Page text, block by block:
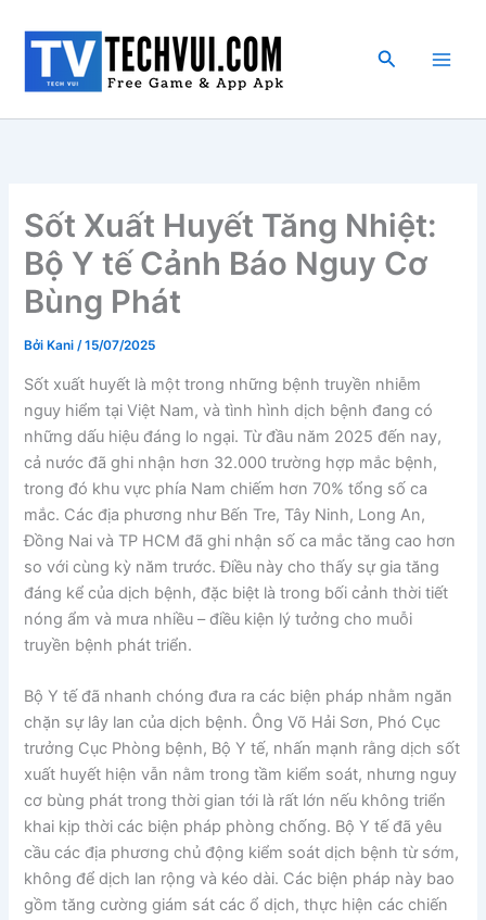
dung
Tìm
Sốt Xuất Huyết Tăng Nhiệt:
Bộ Y tế Cảnh Báo Nguy Cơ
Bùng Phát
Bởi Kani/15/07/2025
Sốt xuất huyết là một trong những bệnh truyền nhiễm
nguy hiểm tại Việt Nam, và tình hình dịch bệnh đang có
những dấu hiệu đáng lo ngại. Từ đầu năm 2025 đến nay,
cả nước đã ghi nhận hơn 32.000 trường hợp mắc bệnh,
trong đó khu vực phía Nam chiếm hơn 70% tổng số ca
mắc. Các địa phương như Bến Tre, Tây Ninh, Long An,
Đồng Nai và TP HCM đã ghi nhận số ca mắc tăng cao hơn
so với cùng kỳ năm trước. Điều này cho thấy sự gia tăng
đáng kể của dịch bệnh, đặc biệt là trong bối cảnh thời tiết
nóng ẩm và mưa nhiều – điều kiện lý tưởng cho muỗi
truyền bệnh phát triển.
Bộ Y tế đã nhanh chóng đưa ra các biện pháp nhằm ngăn
chặn sự lây lan của dịch bệnh. Ông Võ Hải Sơn, Phó Cục
trưởng Cục Phòng bệnh, Bộ Y tế, nhấn mạnh rằng dịch sốt
xuất huyết hiện vẫn nằm trong tầm kiểm soát, nhưng nguy
cơ bùng phát trong thời gian tới là rất lớn nếu không triển
khai kịp thời các biện pháp phòng chống. Bộ Y tế đã yêu
cầu các địa phương chủ động kiểm soát dịch bệnh từ sớm,
không để dịch lan rộng và kéo dài. Các biện pháp này bao
gồm tăng cường giám sát các ổ dịch, thực hiện các chiến